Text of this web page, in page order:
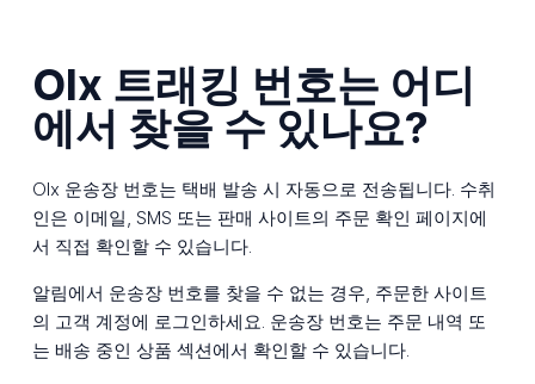
Olx 트래킹 번호는 어디
에서 찾을 수 있나요?
Olx 운송장 번호는 택배 발송 시 자동으로 전송됩니다. 수취
인은 이메일, SMS 또는 판매 사이트의 주문 확인 페이지에
서 직접 확인할 수 있습니다.
알림에서 운송장 번호를 찾을 수 없는 경우, 주문한 사이트
의 고객 계정에 로그인하세요. 운송장 번호는 주문 내역 또
는 배송 중인 상품 섹션에서 확인할 수 있습니다.